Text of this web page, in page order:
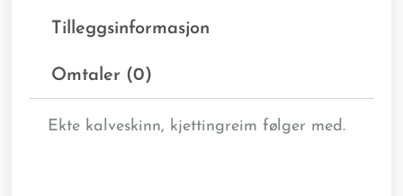
Tilleggsinformasjon
Omtaler (0)
Ekte kalveskinn, kjettingreim følger med.